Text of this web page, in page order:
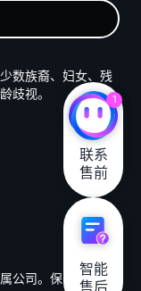
数族裔、妇女、残
歧视。
公司。保留所有权
1
联系
售前
智能
售后